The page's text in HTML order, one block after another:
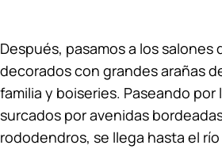
Después, pasamos a los salones
decorados con grandes arañas
familia y boiseries. Paseando por
surcados por avenidas
rododendros, se llega hasta el